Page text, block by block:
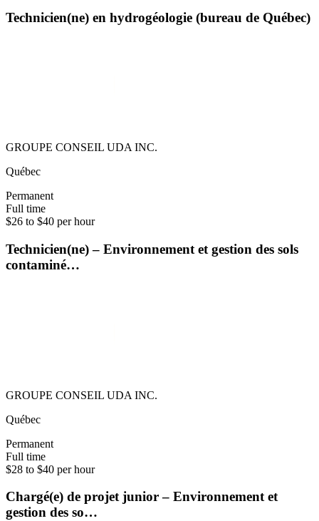
Technicien(ne) en hydrogéologie (bureau de Québec)
GROUPE CONSEIL UDA INC.
Québec
Permanent
Full time
$26 to $40 per hour
Technicien(ne) – Environnement et gestion des sols
contaminé…
GROUPE CONSEIL UDA INC.
Québec
Permanent
Full time
$28 to $40 per hour
Chargé(e) de projet junior – Environnement et
gestion des so…